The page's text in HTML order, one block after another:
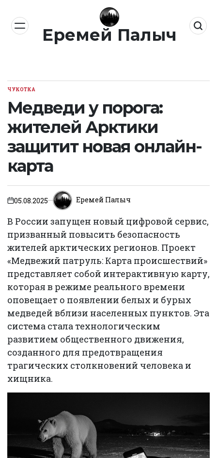
содержимомуЕремей Палыч
ОПУБЛИКОВАНО
ЧУКОТКА
Медведи у порога:
жителей Арктики
защитит новая онлайн-
карта
on05.08.2025 Еремей Палыч
В России запущен новый цифровой сервис,
призванный повысить безопасность
жителей арктических регионов. Проект
«Медвежий патруль: Карта происшествий»
представляет собой интерактивную карту,
которая в режиме реального времени
оповещает о появлении белых и бурых
медведей вблизи населенных пунктов. Эта
система стала технологическим
развитием общественного движения,
созданного для предотвращения
трагических столкновений человека и
хищника.